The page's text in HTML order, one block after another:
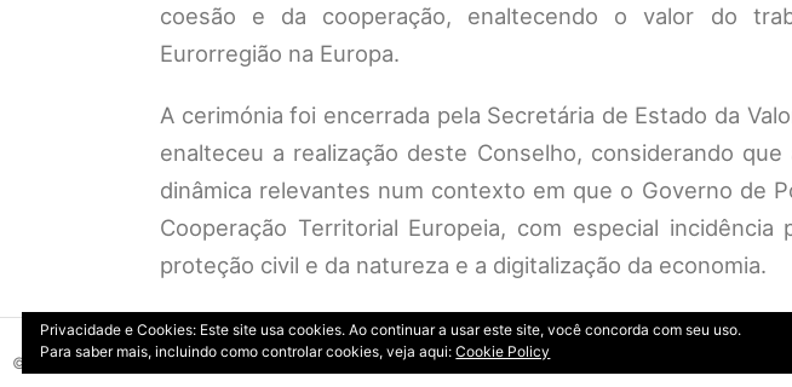
coesão e da cooperação, enaltecendo o valor do
Eurorregião na Europa.
A cerimónia foi encerrada pela Secretária de Estado da
enalteceu a realização deste Conselho, considerando
dinâmica relevantes num contexto em que o Governo de
Cooperação Territorial Europeia, com especial
proteção civil e da natureza e a digitalização da economia.
© 2026 Copyright: DIRT | CCDR Alentejo, I.P.
Privacidade e Cookies: Este site usa cookies. Ao continuar a usar este site, você concorda com seu uso.
Para saber mais, incluindo como controlar cookies, veja aqui:Cookie Policy